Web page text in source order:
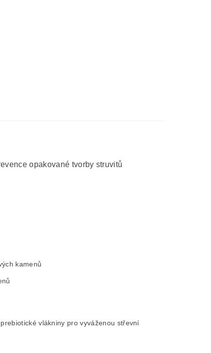
opakované tvorby struvitů
kamenů
vlákniny pro vyváženou střevní